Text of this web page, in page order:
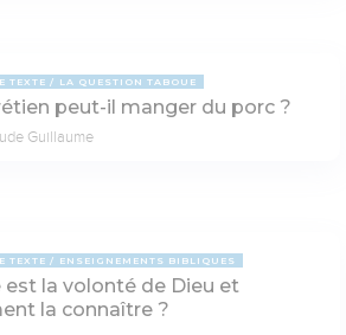
TEXTE LA QUESTION TABOUE
peut-il manger du porc ?
Guillaume
TEXTE ENSEIGNEMENTS BIBLIQUES
est la volonté de Dieu et
la connaître ?